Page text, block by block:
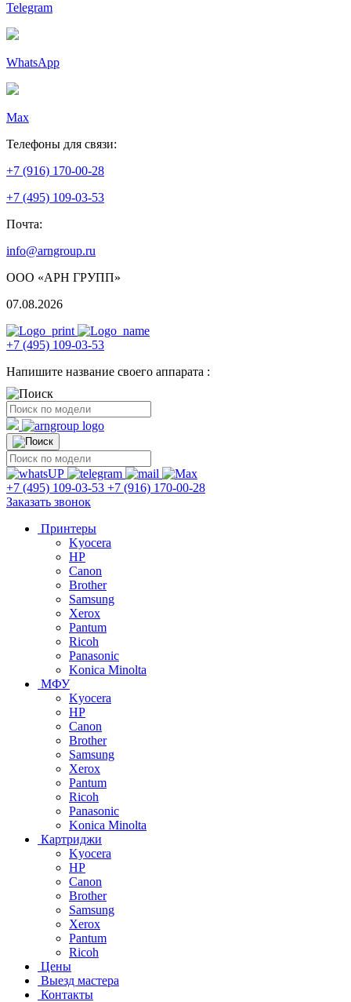
Telegram
WhatsApp
Max
Телефоны для связи:
+7 (916) 170-00-28
+7 (495) 109-03-53
Почта:
info@arngroup.ru
ООО «АРН ГРУПП»
07.08.2026
+7 (495) 109-03-53
Напишите название своего аппарата :
+7 (495) 109-03-53 +7 (916) 170-00-28
Заказать звонок
Принтеры
Kyocera
HP
Canon
Brother
Samsung
Xerox
Pantum
Ricoh
Panasonic
Konica Minolta
МФУ
Kyocera
HP
Canon
Brother
Samsung
Xerox
Pantum
Ricoh
Panasonic
Konica Minolta
Картриджи
Kyocera
HP
Canon
Brother
Samsung
Xerox
Pantum
Ricoh
Цены
Выезд мастера
Контакты